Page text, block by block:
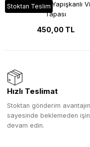
Stoktan Teslim
Hareli Ceviz Yapışkanlı
Tapası
450,00 TL
Hızlı Teslimat
Stoktan gönderim
sayesinde beklemeden
devam edin.